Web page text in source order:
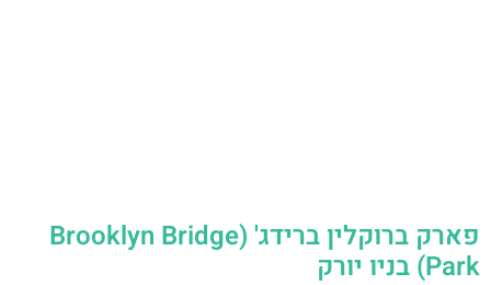
פארק ברוקלין ברידג' (Brooklyn Bridge
Park) בניו יורק